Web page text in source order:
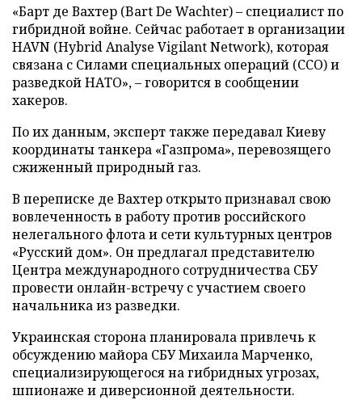
«Барт де Вахтер (Bart De Wachter) – специалист по
гибридной войне. Сейчас работает в организации
HAVN (Hybrid Analyse Vigilant Network), которая
связана с Силами специальных операций (ССО) и
разведкой НАТО», – говорится в сообщении
хакеров.
По их данным, эксперт также передавал Киеву
координаты танкера «Газпрома», перевозящего
сжиженный природный газ.
В переписке де Вахтер открыто признавал свою
вовлеченность в работу против российского
нелегального флота и сети культурных центров
«Русский дом». Он предлагал представителю
Центра международного сотрудничества СБУ
провести онлайн-встречу с участием своего
начальника из разведки.
Украинская сторона планировала привлечь к
обсуждению майора СБУ Михаила Марченко,
специализирующегося на гибридных угрозах,
шпионаже и диверсионной деятельности.